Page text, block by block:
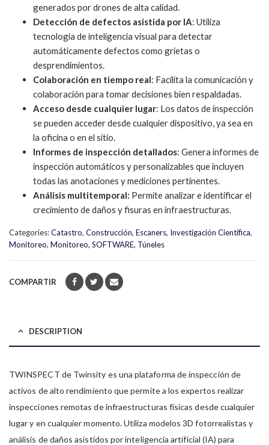
generados por drones de alta calidad.
Detección de defectos asistida por IA: Utiliza
tecnología de inteligencia visual para detectar
automáticamente defectos como grietas o
desprendimientos.
Colaboración en tiempo real: Facilita la comunicación y
colaboración para tomar decisiones bien respaldadas.
Acceso desde cualquier lugar: Los datos de inspección
se pueden acceder desde cualquier dispositivo, ya sea en
la oficina o en el sitio.
Informes de inspección detallados: Genera informes de
inspección automáticos y personalizables que incluyen
todas las anotaciones y mediciones pertinentes.
Análisis multitemporal: Permite analizar e identificar el
crecimiento de daños y fisuras en infraestructuras.
Categories:Catastro, Construcción, Escaners, Investigación Científica,
Monitoreo, Monitoreo, SOFTWARE, Túneles
COMPARTIR
DESCRIPTION
TWINSPECT de Twinsity es una plataforma de inspección de
activos de alto rendimiento que permite a los expertos realizar
inspecciones remotas de infraestructuras físicas desde cualquier
lugar y en cualquier momento. Utiliza modelos 3D fotorrealistas y
análisis de daños asistidos por inteligencia artificial (IA) para